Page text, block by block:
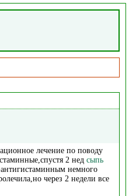
лечение по поводу
2 нед сыпь
немного
через 2 недели все